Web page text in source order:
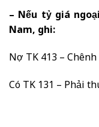
– Nếu tỷ giá
Nam, ghi:
Nợ TK 413 –
Có TK 131 – Phải